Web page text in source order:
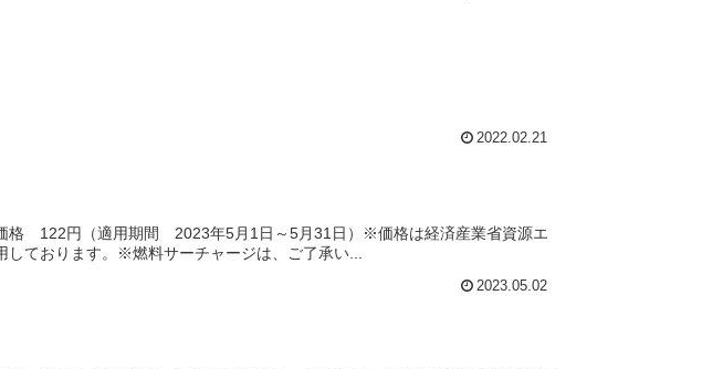
2022.02.21
格 122円（適用期間 2023年5月1日～5月31日）※価格は経済産業省資源エ
ております。※燃料サーチャージは、ご了承い...
2023.05.02